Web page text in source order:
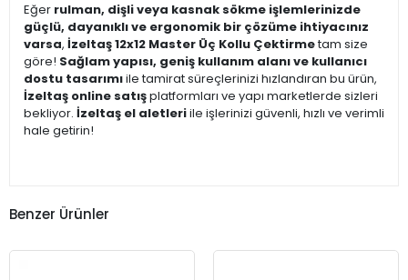
Eğer rulman, dişli veya kasnak sökme işlemlerinizde
güçlü, dayanıklı ve ergonomik bir çözüme ihtiyacınız
varsa, İzeltaş 12x12 Master Üç Kollu Çektirmetam size
göre! Sağlam yapısı, geniş kullanım alanı ve kullanıcı
dostu tasarımıile tamirat süreçlerinizi hızlandıran bu ürün,
İzeltaş online satışplatformları ve yapı marketlerde sizleri
bekliyor. İzeltaş el aletleriile işlerinizi güvenli, hızlı ve verimli
hale getirin!
Benzer Ürünler